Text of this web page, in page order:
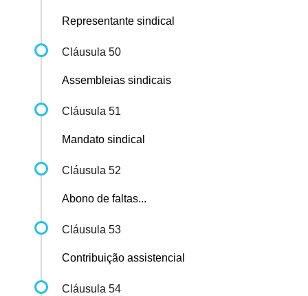
Representante sindical
Cláusula 50
Assembleias sindicais
Cláusula 51
Mandato sindical
Cláusula 52
Abono de faltas...
Cláusula 53
Contribuição assistencial
Cláusula 54